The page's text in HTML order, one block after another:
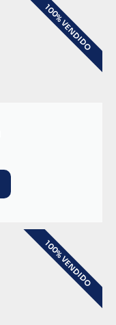
100% VENDIDO
100% VENDIDO